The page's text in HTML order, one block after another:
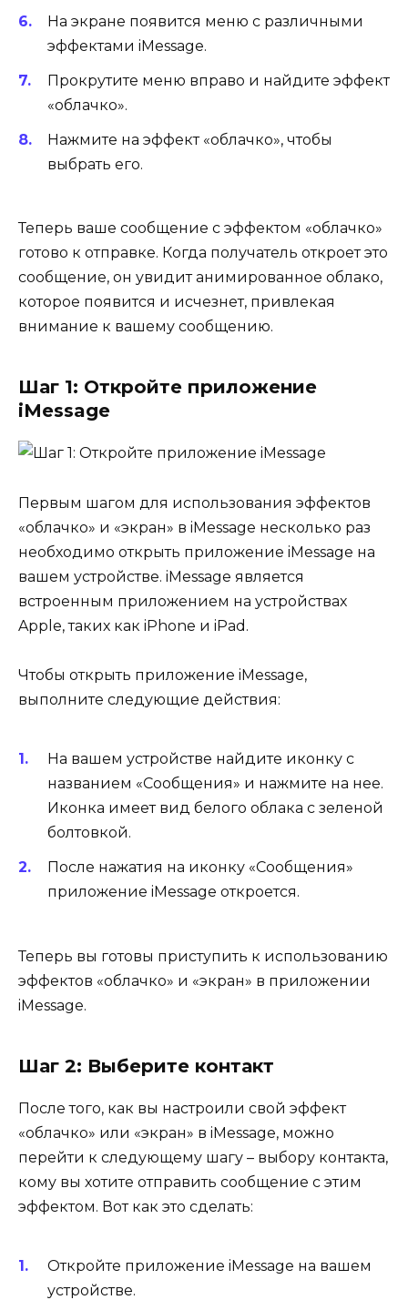
На экране появится меню с различными
эффектами iMessage.
Прокрутите меню вправо и найдите эффект
«облачко».
Нажмите на эффект «облачко», чтобы
выбрать его.
Теперь ваше сообщение с эффектом «облачко»
готово к отправке. Когда получатель откроет это
сообщение, он увидит анимированное облако,
которое появится и исчезнет, привлекая
внимание к вашему сообщению.
Шаг 1: Откройте приложение
iMessage
Первым шагом для использования эффектов
«облачко» и «экран» в iMessage несколько раз
необходимо открыть приложение iMessage на
вашем устройстве. iMessage является
встроенным приложением на устройствах
Apple, таких как iPhone и iPad.
Чтобы открыть приложение iMessage,
выполните следующие действия:
На вашем устройстве найдите иконку с
названием «Сообщения» и нажмите на нее.
Иконка имеет вид белого облака с зеленой
болтовкой.
После нажатия на иконку «Сообщения»
приложение iMessage откроется.
Теперь вы готовы приступить к использованию
эффектов «облачко» и «экран» в приложении
iMessage.
Шаг 2: Выберите контакт
После того, как вы настроили свой эффект
«облачко» или «экран» в iMessage, можно
перейти к следующему шагу – выбору контакта,
кому вы хотите отправить сообщение с этим
эффектом. Вот как это сделать:
Откройте приложение iMessage на вашем
устройстве.